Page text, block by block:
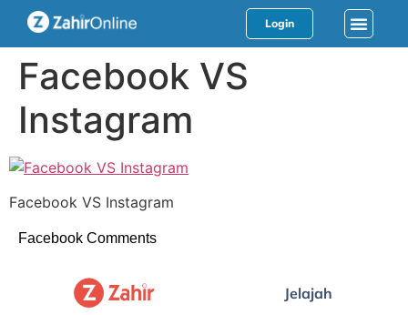
Login
Facebook VS
Instagram
Facebook VS Instagram
Facebook Comments
Jelajah